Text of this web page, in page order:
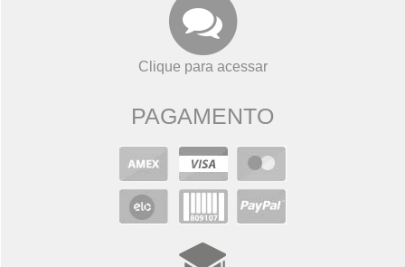
Clique para acessar
PAGAMENTO